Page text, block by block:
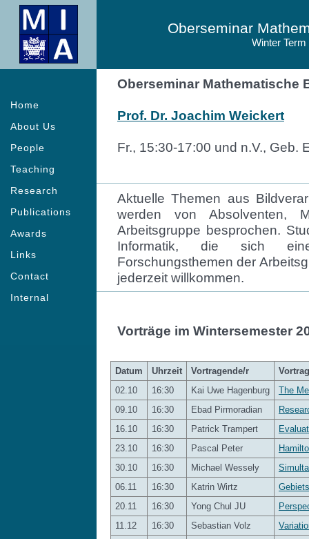
Oberseminar
Winter Term
Home
About Us
People
Teaching
Research
Publications
Awards
Links
Contact
Internal
Oberseminar Mathematische
Prof. Dr. Joachim Weickert
Fr., 15:30-17:00 und n.V., Geb.
Aktuelle Themen aus
werden von Absolventen,
Arbeitsgruppe besprochen.
Informatik, die sich
Forschungsthemen der
jederzeit willkommen.
Vorträge im Wintersemester
Datum Uhrzeit Vortragende/r
02.10
16:30 Kai Uwe Hagenburg
The
09.10
16:30 Ebad Pirmoradian
16.10
16:30 Patrick Trampert
23.10
16:30 Pascal Peter
30.10
16:30 Michael Wessely
06.11
16:30 Katrin Wirtz
20.11
16:30 Yong Chul JU
11.12
16:30 Sebastian Volz